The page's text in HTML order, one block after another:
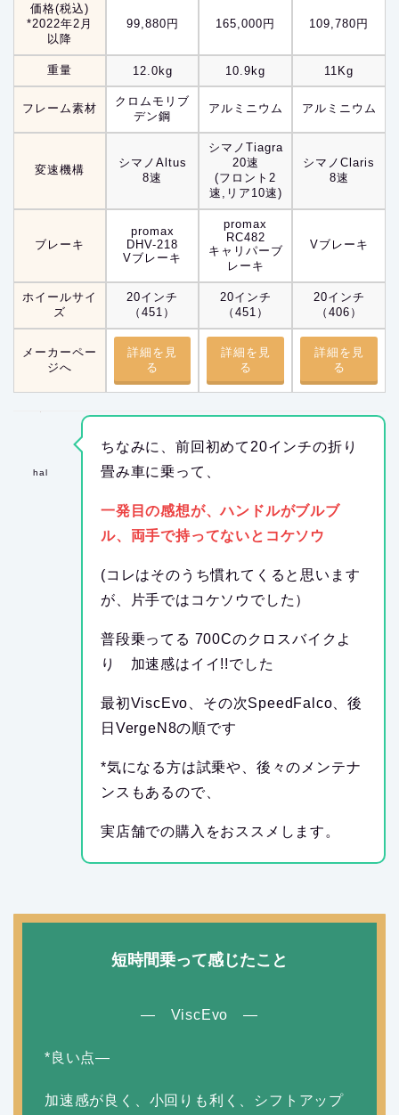
価格(税込)
*2022年2月
以降
99,880円 165,000円 109,780円
重量 12.0kg 10.9kg 11Kg
フレーム素材
クロムモリブ
デン鋼
アルミニウム アルミニウム
変速機構
シマノAltus
8速
シマノTiagra
20速
(フロント2
速,リア10速)
シマノClaris
8速
ブレーキ
promax
DHV-218
Vブレーキ
promax
RC482
キャリパーブ
レーキ
Vブレーキ
ホイールサイ
ズ
20インチ
（451）
20インチ
（451）
20インチ
（406）
メーカーペー
ジへ
詳細を見
る
詳細を見
る
詳細を見
る
hal
ちなみに、前回初めて20インチの折り
畳み車に乗って、
一発目の感想が、ハンドルがブルブ
ル、両手で持ってないとコケソウ
(コレはそのうち慣れてくると思います
が、片手ではコケソウでした）
普段乗ってる 700Cのクロスバイクよ
り 加速感はイイ!!でした
最初ViscEvo、その次SpeedFalco、後
日VergeN8の順です
*気になる方は試乗や、後々のメンテナ
ンスもあるので、
実店舗での購入をおススメします。
短時間乗って感じたこと
— ViscEvo —
*良い点—
加速感が良く、小回りも利く、シフトアップ